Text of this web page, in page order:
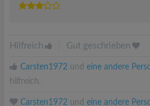
Hilfreich Gut geschrieben
Carsten1972 und eine andere
hilfreich.
Carsten1972 und eine andere